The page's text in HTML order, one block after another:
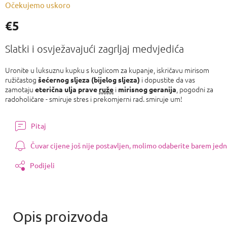
€5
cijenu:
Očekujemo uskoro
Slatki i osvježavajući zagrljaj medvjedića
Uronite u luksuznu kupku s kuglicom za kupanje, iskričavu mirisom
ružičastog šećernog sljeza (bijelog sljeza) i dopustite da vas
zamotaju eterična ulja prave ruže i mirisnog geranija , pogodni za
radoholičare - smiruje stres i prekomjerni rad. smiruje um!
Pitaj
Čuvar cijene još nije postavljen, molimo odaberite barem
Podijeli